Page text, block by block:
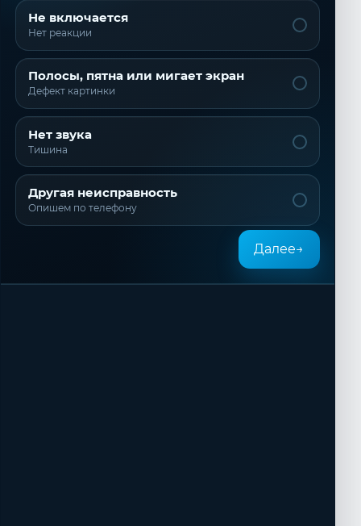
Не включается
Нет реакции
Полосы, пятна или мигает экран
Дефект картинки
Нет звука
Тишина
Другая неисправность
Опишем по телефону
Далее→